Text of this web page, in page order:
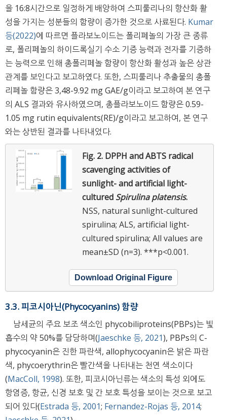
을 16:8시간으로 일정하게 배양하여 스피룰리나의 항산화 활
성을 가지는 성분들의 함량이 증가한 것으로 사료된다. Kumar
등(2022)에 따르면 플라보노이드는 폴리페놀의 가장 큰 종류
로, 폴리페놀의 하이드록실기 수소 기증 능력과 전자를 기증하
는 능력으로 인해 총폴리페놀 함량이 항산화 활성과 높은 상관
관계를 보인다고 보고하였다. 또한, 스피룰리나 추출물의 총폴
리페놀 함량은 3,48-9.92 mg GAE/g이라고 보고하여 본 연구
의 ALS 결과와 유사하였으며, 총플라보노이드 함량은 0.59-
1.05 mg rutin equivalents(RE)/g이라고 보고하여, 본 연구
와는 상반된 결과를 나타내었다.
Fig. 2. DPPH and ABTS radical
scavenging activities of
sunlight- and artificial light-
cultured Spirulina platensis.
NSS, natural sunlight-cultured
spirulina; ALS, artificial light-
cultured spirulina; All values are
mean±SD (n=3). ***p<0.001.
Download Original Figure
3.3. 피코시아닌(Phycocyanins) 함량
남세균의 주요 보조 색소인 phycobiliproteins(PBPs)는 빛
흡수의 약 50%를 담당하며(Jaeschke 등, 2021), PBPs의 C-
phycocyanin은 진한 파란색, allophycocyanin은 밝은 파란
색, phycoerythrin은 빨간색을 나타내는 천연 색소이다
(MacColl, 1998). 또한, 피코시아닌류는 색소의 특성 외에도
항염증, 항균, 신경 보호 및 간 보호 특성을 보이는 것으로 보고
되어 있다(Estrada 등, 2001; Fernandez-Rojas 등, 2014;